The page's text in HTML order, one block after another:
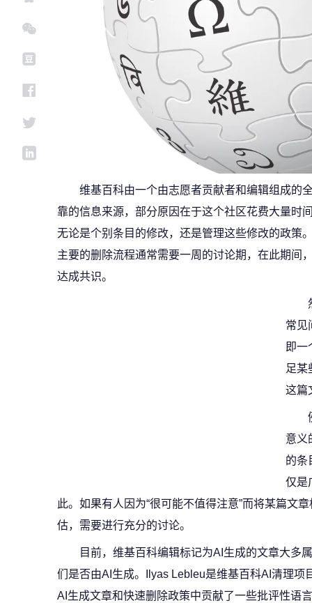
维基百科由一个由志愿者贡献者和编辑组成的
靠的信息来源，部分原因在于这个社区花费大量时
无论是个别条目的修改，还是管理这些修改的政策
主要的删除流程通常需要一周的讨论期，在此期间
达成共识。
常见
即一
足某
这篇
意义
的条
仅是
此。如果有人因为“很可能不值得注意”而将某篇文
估，需要进行充分的讨论。
目前，维基百科编辑标记为AI生成的文章大多
们是否由AI生成。Ilyas Lebleu是维基百科AI清理项
AI生成文章和快速删除政策中贡献了一些批评性语